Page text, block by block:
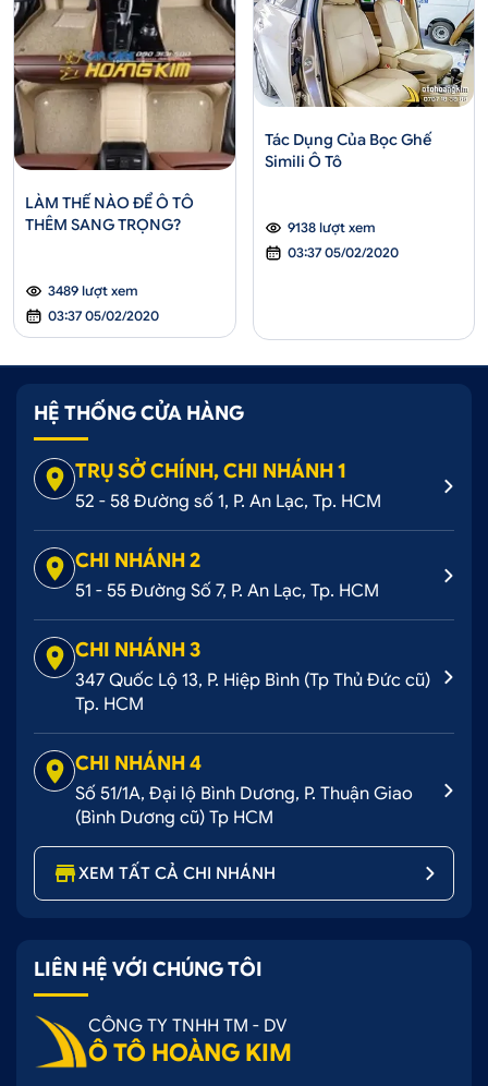
LÀM THẾ NÀO ĐỂ Ô TÔ
THÊM SANG TRỌNG?
3489 lượt xem
03:37 05/02/2020
Tác Dụng Của Bọc Ghế
Simili Ô Tô
9138 lượt xem
03:37 05/02/2020
HỆ THỐNG CỬA HÀNG
TRỤ SỞ CHÍNH, CHI NHÁNH 1
52 - 58 Đường số 1, P. An Lạc, Tp. HCM
CHI NHÁNH 2
51 - 55 Đường Số 7, P. An Lạc, Tp. HCM
CHI NHÁNH 3
347 Quốc Lộ 13, P. Hiệp Bình (Tp Thủ Đức cũ)
Tp. HCM
CHI NHÁNH 4
Số 51/1A, Đại lộ Bình Dương, P. Thuận Giao
(Bình Dương cũ) Tp HCM
XEM TẤT CẢ CHI NHÁNH
LIÊN HỆ VỚI CHÚNG TÔI
CÔNG TY TNHH TM - DV
Ô TÔ HOÀNG KIM